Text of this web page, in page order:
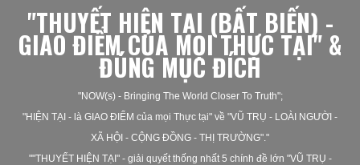
"THUYẾT HIỆN TẠI (BẤT BIẾN) -
GIAO ĐIỂM CỦA MỌI THỰC TẠI" &
ĐÚNG MỤC ĐÍCH
"NOW(s) - Bringing The World Closer To Truth";
"HIỆN TẠI - là GIAO ĐIỂM của mọi Thực tại" về "VŨ TRỤ - LOÀI NGƯỜI -
XÃ HỘI - CỘNG ĐỒNG - THỊ TRƯỜNG"."
""THUYẾT HIỆN TẠI" - giải quyết thống nhất 5 chính đề lớn "VŨ TRỤ -